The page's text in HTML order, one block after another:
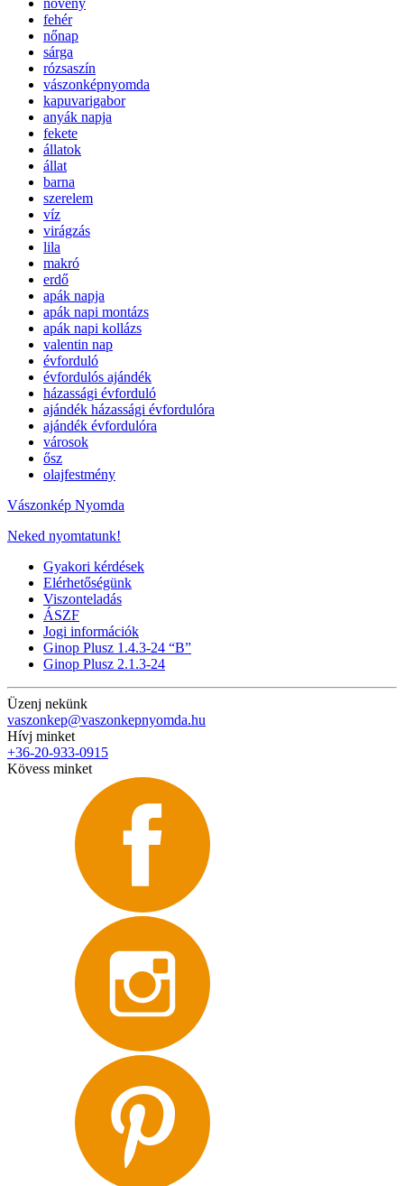
növény
fehér
nőnap
sárga
rózsaszín
vászonképnyomda
kapuvarigabor
anyák napja
fekete
állatok
állat
barna
szerelem
víz
virágzás
lila
makró
erdő
apák napja
apák napi montázs
apák napi kollázs
valentin nap
évforduló
évfordulós ajándék
házassági évforduló
ajándék házassági évfordulóra
ajándék évfordulóra
városok
ősz
olajfestmény
Vászonkép Nyomda
Neked nyomtatunk!
Gyakori kérdések
Elérhetőségünk
Viszonteladás
ÁSZF
Jogi információk
Ginop Plusz 1.4.3-24 “B”
Ginop Plusz 2.1.3-24
Üzenj nekünk
vaszonkep@vaszonkepnyomda.hu
Hívj minket
+36-20-933-0915
Kövess minket